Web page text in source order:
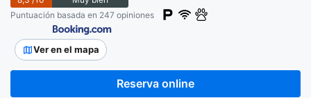
Puntuación basada en 247 opiniones
Ver en el mapa
Reserva online